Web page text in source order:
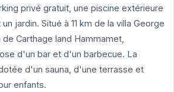
privé gratuit, une piscine extérieure
jardin. Situé à 11 km de la villa George
Carthage land Hammamet,
d'un bar et d'un barbecue. La
d'un sauna, d'une terrasse et
enfants.